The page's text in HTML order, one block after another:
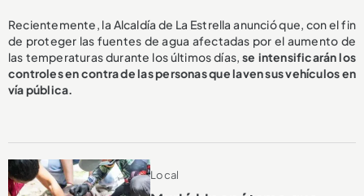
Recientemente, la Alcaldía de La Estrella anunció que, con el fin
de proteger las fuentes de agua afectadas por el aumento de
las temperaturas durante los últimos días, se intensificarán los
controles en contra de las personas que laven sus vehículos en
vía pública.
Local